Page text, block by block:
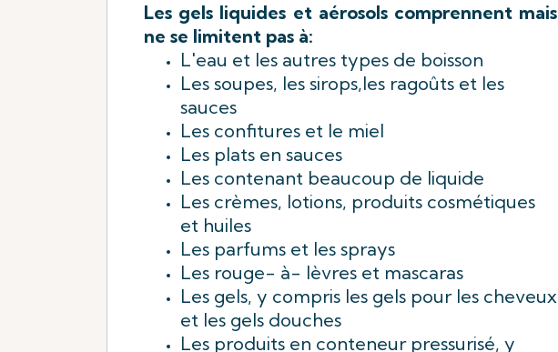
Les gels liquides et aérosols comprennent mais
ne se limitent pas à:
L'eau et les autres types de boisson
Les soupes, les sirops,les ragoûts et les
sauces
Les confitures et le miel
Les plats en sauces
Les contenant beaucoup de liquide
Les crèmes, lotions, produits cosmétiques
et huiles
Les parfums et les sprays
Les rouge- à- lèvres et mascaras
Les gels, y compris les gels pour les cheveux
et les gels douches
Les produits en conteneur pressurisé, y